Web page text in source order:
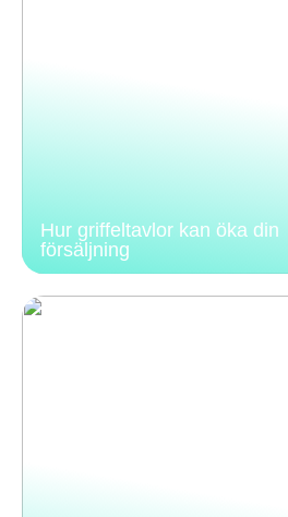
Hur griffeltavlor kan öka din
försäljning